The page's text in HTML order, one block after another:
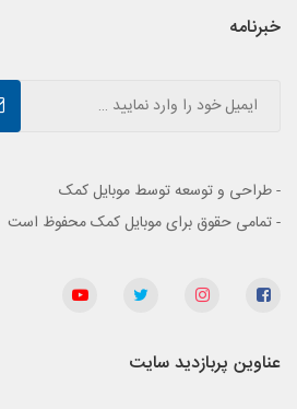
خبرنامه
- طراحی و توسعه توسط موبایل کمک
- تمامی حقوق برای موبایل کمک محفوظ است
عناوین پربازدید سایت